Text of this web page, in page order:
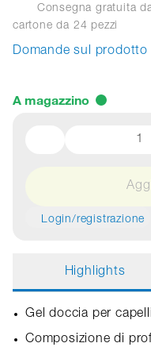
Consegna gratuita
cartone da 24 pezzi
Domande sul prodotto
A magazzino
Login/registrazione
Highlights
Gel doccia per
Composizione di